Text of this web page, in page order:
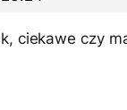
ciekawe czy